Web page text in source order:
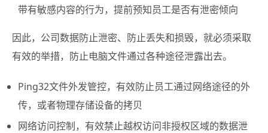
带有敏感内容的行为，提前预知员工是否有泄密倾向
因此，公司数据防止泄密、防止丢失和损毁，就必须采取
有效的举措，防止电脑文件通过各种途径泄露出去。
Ping32文件外发管控，有效防止员工通过网络途径的外
传，或者物理存储设备的拷贝
网络访问控制，有效禁止越权访问非授权区域的数据泄